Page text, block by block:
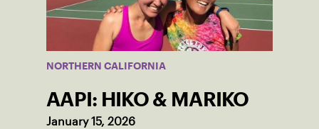
NORTHERN CALIFORNIA
AAPI: HIKO & MARIKO
January 15, 2026